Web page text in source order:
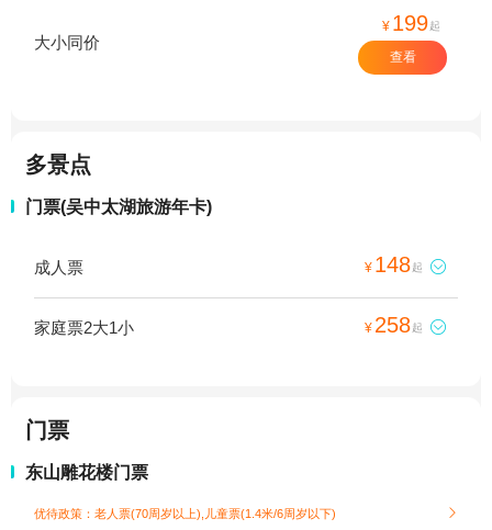
大小同价
¥ 199起
查看
多景点
门票(吴中太湖旅游年卡)
成人票 ¥ 148起 
家庭票2大1小 ¥ 258起 
门票
东山雕花楼门票
优待政策：老人票(70周岁以上),儿童票(1.4米/6周岁以下) 